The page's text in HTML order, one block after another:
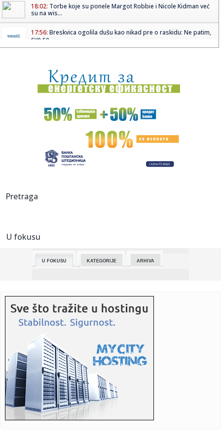
18:02: Torbe koje su ponele Margot Robbie i Nicole Kidman već
su na wis...
17:56: Breskvica ogolila dušu kao nikad pre o raskidu: Ne patim,
sve se...
17:53:Zapad optužio Rusiju za ubistvo: Navaljni je otrovan,
saopšteni...
17:49:Dva penala i pobeda niškog Radničkog u Kruševcu
Krunić i Danilina osvojile prvu zajedničku titulu na turniru u
17:47:Raspored dežurstava Dom zdravlja Niš tokom praznika
greške arb...
17:43:
17:41:
Izmenjeno radno vreme službi i ustanova za Dan
17:38:Sarajevo: Građani se okupili povodom tramvajske nesreće,
traže...
17:35:Upozorenje za one koji kreću na put: Zbog praznika
povećan inte...
17:33:Prva fotka Veselina Barovića s ćerkom nakon privođenja:
Zagrlj...
17:31:Proleće 2026. u znaku hrabrih nijansi: 3 boje farmerki koje
menj...
Pretraga
U fokusu
U FOKUSU KATEGORIJE ARHIVA